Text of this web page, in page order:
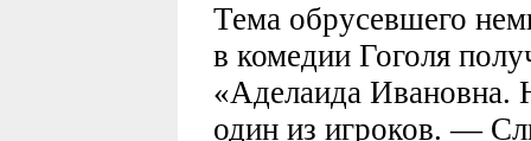
Тема обрусевшего
в комедии Гоголя
«Аделаида Ивановна.
один из игроков. —